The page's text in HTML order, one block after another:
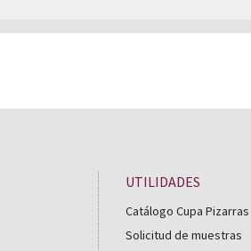
UTILIDADES
Catálogo Cupa Pizarras
Solicitud de muestras